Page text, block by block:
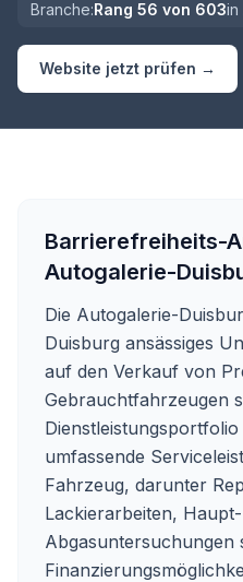
Branche:Rang 56 von 603in
Website jetzt prüfen →
Barrierefreiheits-
Autogalerie-
Die Autogalerie-
Duisburg ansässiges
auf den Verkauf von
Gebrauchtfahrzeugen
umfassende
Fahrzeug, darunter
Lackierarbeiten,
Abgasuntersuchungen